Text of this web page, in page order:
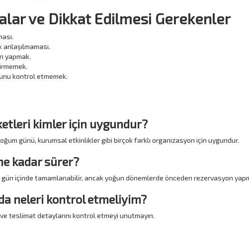
ve Dikkat Edilmesi Gerekenler
yapmak.
kontrol etmemek.
kimler için uygundur?
günü, kurumsal etkinlikler gibi birçok farklı organizasyon için uygundur.
kadar sürer?
içinde tamamlanabilir, ancak yoğun dönemlerde önceden rezervasyon
neleri kontrol etmeliyim?
teslimat detaylarını kontrol etmeyi unutmayın.